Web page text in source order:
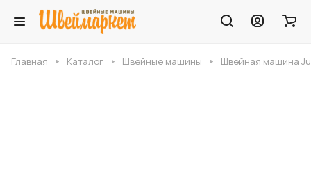
Главная Каталог Швейные машины Швейная машина